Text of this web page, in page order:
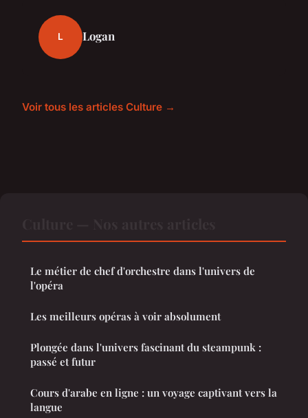
L Logan
Voir tous les articles Culture →
Le métier de chef d'orchestre dans l'univers de
l'opéra
Les meilleurs opéras à voir absolument
Plongée dans l'univers fascinant du steampunk :
passé et futur
Cours d'arabe en ligne : un voyage captivant vers la
langue